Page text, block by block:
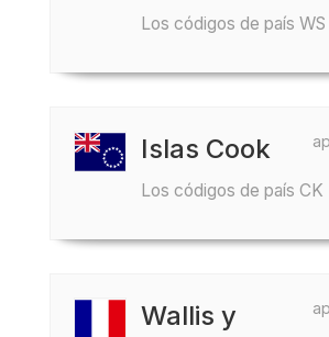
Los códigos de país WS
Islas Cook
Los códigos de país CK
Wallis y